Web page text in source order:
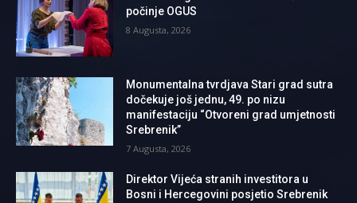
počinje OGUS
8 Augusta, 2026
Monumentalna tvrdjava Stari grad sutra
dočekuje još jednu, 49. po nizu
manifestaciju “Otvoreni grad umjetnosti
Srebrenik”
7 Augusta, 2026
Direktor Vijeća stranih investitora u
Bosni i Hercegovini posjetio Srebrenik